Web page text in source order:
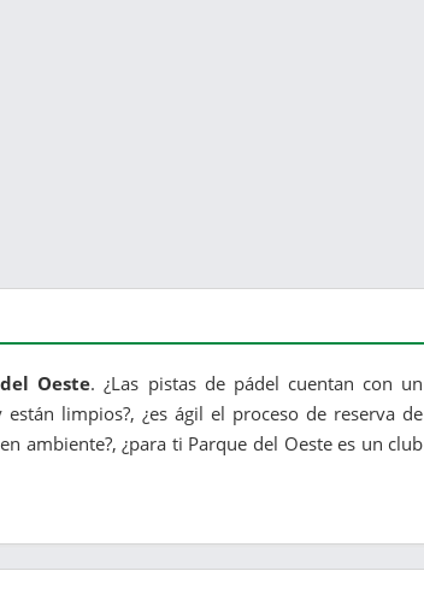
Oeste. ¿Las pistas de pádel cuentan con un
limpios?, ¿es ágil el proceso de reserva de
ambiente?, ¿para ti Parque del Oeste es un club